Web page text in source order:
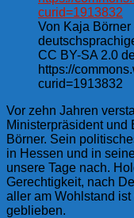
Von Kaja
CC BY-SA 2.0
https://
curid=1913832
Vor zehn Jahren
Ministerpräsident und
Börner. Sein
in Hessen und in
unsere Tage nach.
Gerechtigkeit, nach
aller am Wohlstand
geblieben.